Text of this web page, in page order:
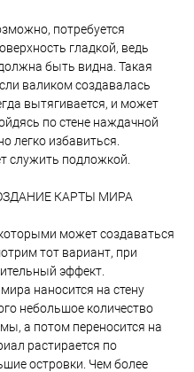
потребуется
гладкой, ведь
быть видна. Такая
валиком создавалась
вытягивается, и может
по стене наждачной
легко избавиться.
служить подложкой.
КАРТЫ МИРА
может создаваться
тот вариант, при
эффект.
наносится на стену
небольшое количество
а потом переносится на
растирается по
островки. Чем более